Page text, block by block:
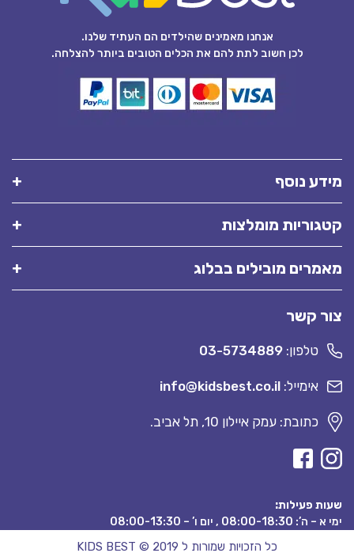
אנחנו מאמינים שהילדים הם העתיד שלנו.
לכן חשוב לתת להם את הכלים הטובים ביותר להצלחה.
מידע נוסף
קטגוריות מומלצות
מאמרים מובילים בבלוג
צור קשר
טלפון: 03-5734889
אימייל: info@kidsbest.co.il
כתובת: עמק איילון 10, תל אביב.
שעות פעילות:
ימי א – ה’: 08:00-18:30 , יום ו’ – 08:00-13:30
כל הזכויות שמורות ל KIDS BEST © 2019